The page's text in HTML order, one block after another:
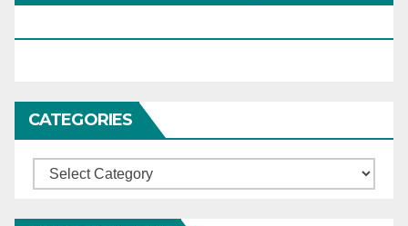
CATEGORIES
Categories